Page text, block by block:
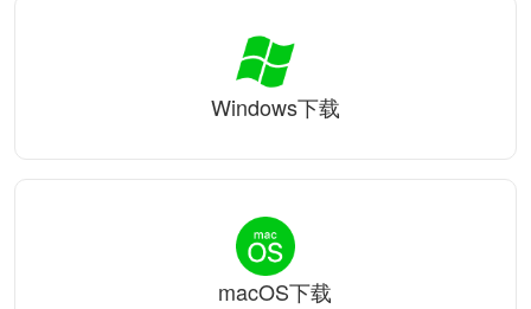
Windows下载
macOS下载